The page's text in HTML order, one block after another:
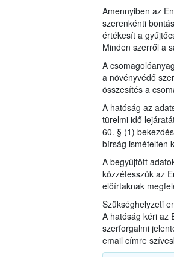
Amennyiben az
szerenkénti
értékesít a
Minden szerről a
A
a növényvédő
összesítés a
A hatóság az
türelmi idő
60. § (1)
bírság ismételten
A begyűjtött
közzétesszük az
előírtaknak
Szükséghelyzeti
A hatóság kéri az
szerforgalmi
email címre